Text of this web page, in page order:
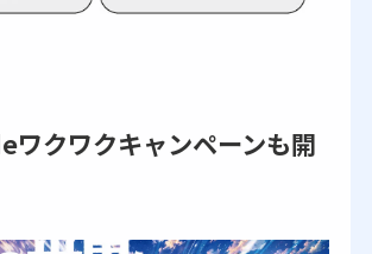
ワクワクキャンペーンも開